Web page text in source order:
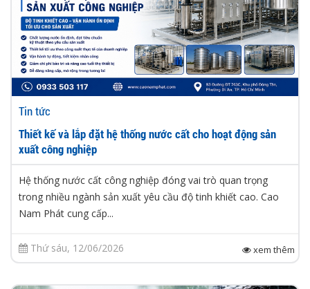
Tin tức
Thiết kế và lắp đặt hệ thống nước cất cho hoạt động sản
xuất công nghiệp
Hệ thống nước cất công nghiệp đóng vai trò quan trọng
trong nhiều ngành sản xuất yêu cầu độ tinh khiết cao. Cao
Nam Phát cung cấp...
Thứ sáu, 12/06/2026 xem thêm